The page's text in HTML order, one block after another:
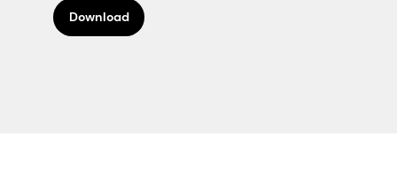
Download